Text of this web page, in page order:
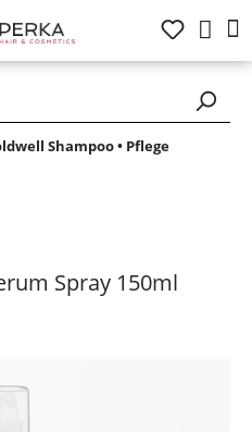
Shampoo • Pflege
Spray 150ml